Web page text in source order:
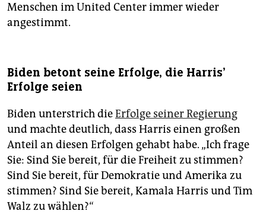
Menschen im United Center immer wieder
angestimmt.
Biden betont seine Erfolge, die Harris’
Erfolge seien
Biden unterstrich dieErfolge seiner Regierung
und machte deutlich, dass Harris einen großen
Anteil an diesen Erfolgen gehabt habe. „Ich frage
Sie: Sind Sie bereit, für die Freiheit zu stimmen?
Sind Sie bereit, für Demokratie und Amerika zu
stimmen? Sind Sie bereit, Kamala Harris und Tim
Walz zu wählen?“